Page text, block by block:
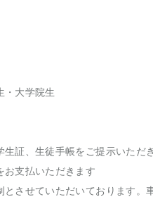
大学院生
生証、生徒手帳をご提示いただ
お支払いただきます
とさせていただいております。